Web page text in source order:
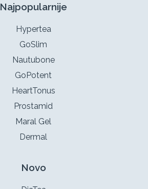
Najpopularnije
Hypertea
GoSlim
Nautubone
GoPotent
HeartTonus
Prostamid
Maral Gel
Dermal
Novo